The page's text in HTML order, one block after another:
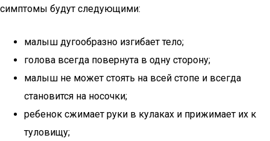
симптомы будут следующими:
малыш дугообразно изгибает тело;
голова всегда повернута в одну сторону;
малыш не может стоять на всей стопе и всегда
становится на носочки;
ребенок сжимает руки в кулаках и прижимает их к
туловищу;